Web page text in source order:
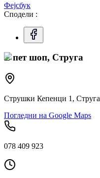
Фејсбук
Сподели :
Z пет шоп, Струга
Струшки Кепенци 1, Струга
Погледни на Google Maps
078 409 923